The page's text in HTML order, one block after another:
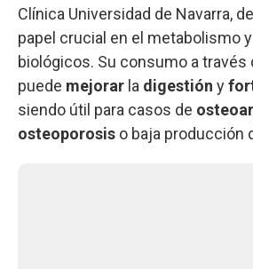
Clínica Universidad de Navarra,
papel crucial en el metabolismo
biológicos. Su consumo a través
puede mejorar la digestión y
siendo útil para casos de
osteoporosis o baja producción